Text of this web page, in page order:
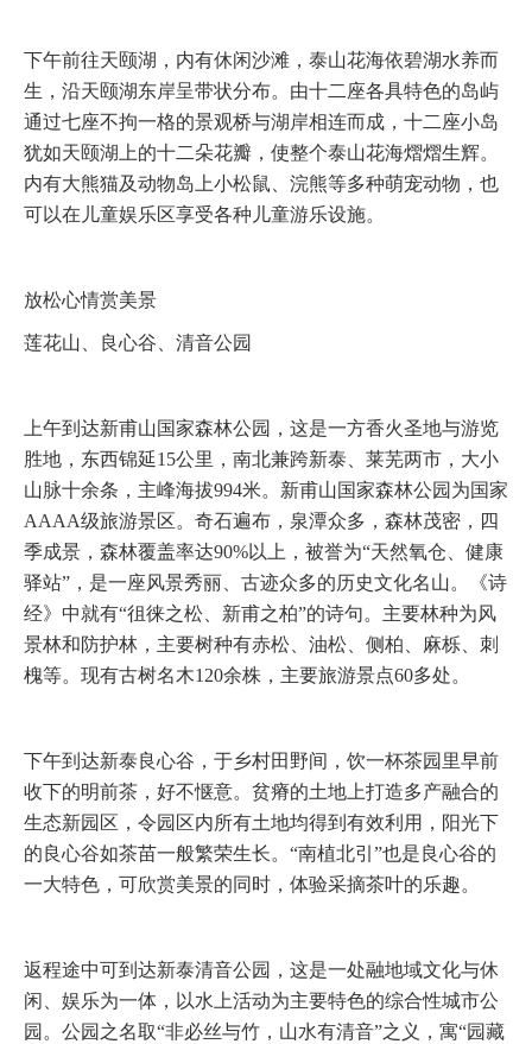
下午前往天颐湖，内有休闲沙滩，泰山花海依碧湖水养而
生，沿天颐湖东岸呈带状分布。由十二座各具特色的岛屿
通过七座不拘一格的景观桥与湖岸相连而成，十二座小岛
犹如天颐湖上的十二朵花瓣，使整个泰山花海熠熠生辉。
内有大熊猫及动物岛上小松鼠、浣熊等多种萌宠动物，也
可以在儿童娱乐区享受各种儿童游乐设施。
放松心情赏美景
莲花山、良心谷、清音公园
上午到达新甫山国家森林公园，这是一方香火圣地与游览
胜地，东西锦延15公里，南北兼跨新泰、莱芜两市，大小
山脉十余条，主峰海拔994米。新甫山国家森林公园为国家
AAAA级旅游景区。奇石遍布，泉潭众多，森林茂密，四
季成景，森林覆盖率达90%以上，被誉为“天然氧仓、健康
驿站”，是一座风景秀丽、古迹众多的历史文化名山。《诗
经》中就有“徂徕之松、新甫之柏”的诗句。主要林种为风
景林和防护林，主要树种有赤松、油松、侧柏、麻栎、刺
槐等。现有古树名木120余株，主要旅游景点60多处。
下午到达新泰良心谷，于乡村田野间，饮一杯茶园里早前
收下的明前茶，好不惬意。贫瘠的土地上打造多产融合的
生态新园区，令园区内所有土地均得到有效利用，阳光下
的良心谷如茶苗一般繁荣生长。“南植北引”也是良心谷的
一大特色，可欣赏美景的同时，体验采摘茶叶的乐趣。
返程途中可到达新泰清音公园，这是一处融地域文化与休
闲、娱乐为一体，以水上活动为主要特色的综合性城市公
园。公园之名取“非必丝与竹，山水有清音”之义，寓“园藏